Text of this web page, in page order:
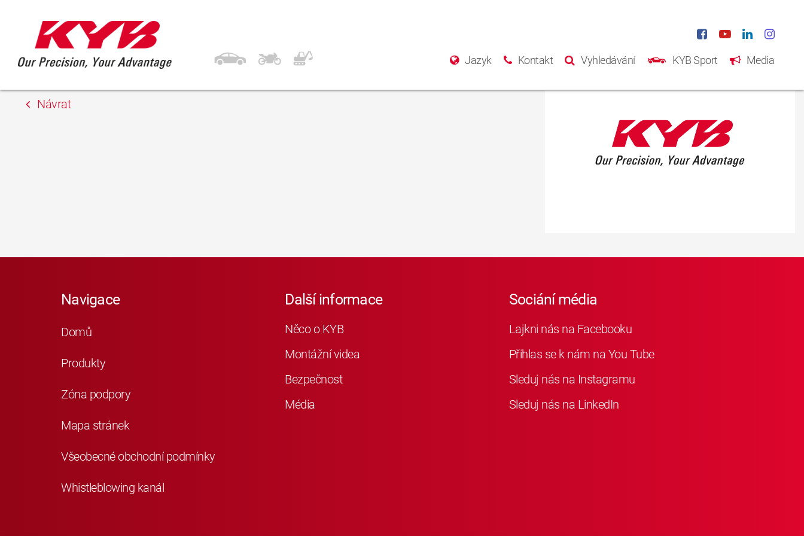
Jazyk Kontakt Vyhledávání KYB Sport Media
Busch Handelsgesellschaft mbH
Návrat
Navigace
Domů
Produkty
Zóna podpory
Mapa stránek
Všeobecné obchodní podmínky
Whistleblowing kanál
Další informace
Něco o KYB
Montážní videa
Bezpečnost
Média
Sociání média
Lajkni nás na Facebooku
Přihlas se k nám na You Tube
Sleduj nás na Instagramu
Sleduj nás na LinkedIn